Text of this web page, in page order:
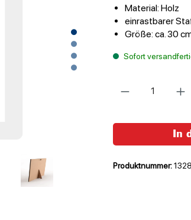
Material: Holz
einrastbarer
Größe: ca. 30
Sofort
In
Produktnummer: